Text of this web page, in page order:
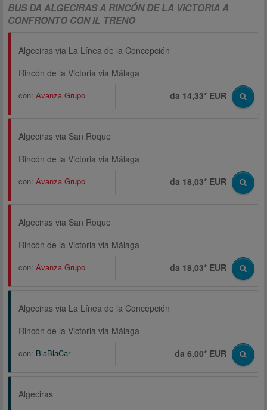
BUS DA ALGECIRAS A RINCÓN DE LA VICTORIA A
CONFRONTO CON IL TRENO
Algeciras via La Línea de la Concepción
Rincón de la Victoria via Málaga
con: Avanza Grupo da 14,33* EUR
Algeciras via San Roque
Rincón de la Victoria via Málaga
con: Avanza Grupo da 18,03* EUR
Algeciras via San Roque
Rincón de la Victoria via Málaga
con: Avanza Grupo da 18,03* EUR
Algeciras via La Línea de la Concepción
Rincón de la Victoria via Málaga
con: BlaBlaCar da 6,00* EUR
Algeciras